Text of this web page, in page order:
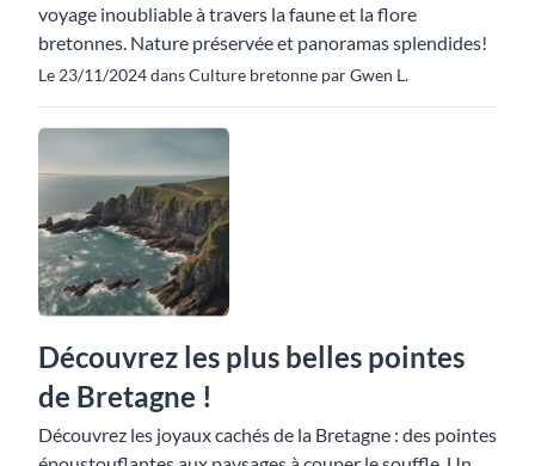
voyage inoubliable à travers la faune et la flore
bretonnes. Nature préservée et panoramas splendides!
Le 23/11/2024 dans Culture bretonne par Gwen L.
Découvrez les plus belles pointes
de Bretagne !
Découvrez les joyaux cachés de la Bretagne : des pointes